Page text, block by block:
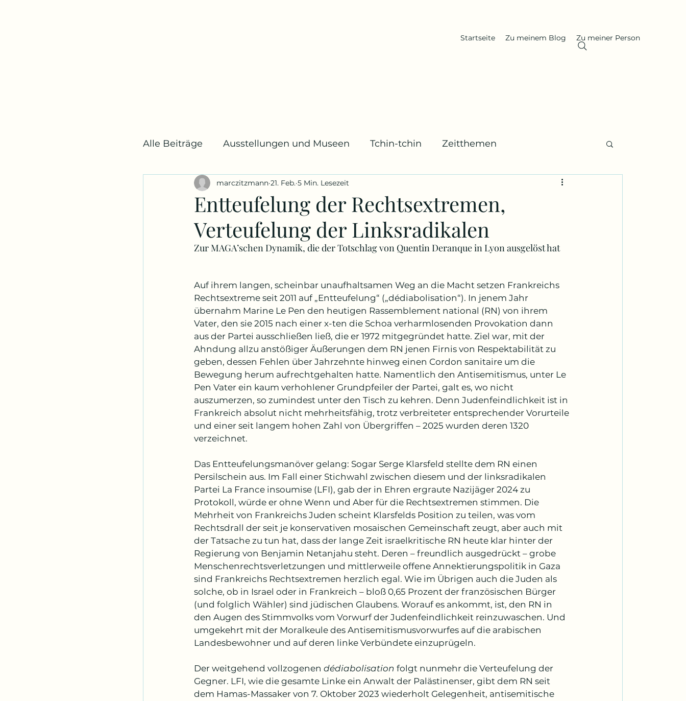
Startseite Zu meinem Blog Zu meiner Person
Alle Beiträge Ausstellungen und Museen Tchin-tchin Zeitthemen
Bühne und Musik Archivstücke Mode
Medien Bücher Bildschirm und Leinwand
Entteufelung der Rechtsextremen,
Verteufelung der Linksradikalen
marczitzmann 21. Feb. 5 Min. Lesezeit
Zur MAGA’schen Dynamik, die der Totschlag von Quentin Deranque in Lyon ausgelöst hat
Auf ihrem langen, scheinbar unaufhaltsamen Weg an die Macht setzen Frankreichs
Rechtsextreme seit 2011 auf „Entteufelung“ („dédiabolisation“). In jenem Jahr
übernahm Marine Le Pen den heutigen Rassemblement national (RN) von ihrem
Vater, den sie 2015 nach einer x-ten die Schoa verharmlosenden Provokation dann
aus der Partei ausschließen ließ, die er 1972 mitgegründet hatte. Ziel war, mit der
Ahndung allzu anstößiger Äußerungen dem RN jenen Firnis von Respektabilität zu
geben, dessen Fehlen über Jahrzehnte hinweg einen Cordon sanitaire um die
Bewegung herum aufrechtgehalten hatte. Namentlich den Antisemitismus, unter Le
Pen Vater ein kaum verhohlener Grundpfeiler der Partei, galt es, wo nicht
auszumerzen, so zumindest unter den Tisch zu kehren. Denn Judenfeindlichkeit ist in
Frankreich absolut nicht mehrheitsfähig, trotz verbreiteter entsprechender Vorurteile
und einer seit langem hohen Zahl von Übergriffen – 2025 wurden deren 1320
verzeichnet.
Das Entteufelungsmanöver gelang: Sogar Serge Klarsfeld stellte dem RN einen
Persilschein aus. Im Fall einer Stichwahl zwischen diesem und der linksradikalen
Partei La France insoumise (LFI), gab der in Ehren ergraute Nazijäger 2024 zu
Protokoll, würde er ohne Wenn und Aber für die Rechtsextremen stimmen. Die
Mehrheit von Frankreichs Juden scheint Klarsfelds Position zu teilen, was vom
Rechtsdrall der seit je konservativen mosaischen Gemeinschaft zeugt, aber auch mit
der Tatsache zu tun hat, dass der lange Zeit israelkritische RN heute klar hinter der
Regierung von Benjamin Netanjahu steht. Deren – freundlich ausgedrückt – grobe
Menschenrechtsverletzungen und mittlerweile offene Annektierungspolitik in Gaza
sind Frankreichs Rechtsextremen herzlich egal. Wie im Übrigen auch die Juden als
solche, ob in Israel oder in Frankreich – bloß 0,65 Prozent der französischen Bürger
(und folglich Wähler) sind jüdischen Glaubens. Worauf es ankommt, ist, den RN in
den Augen des Stimmvolks vom Vorwurf der Judenfeindlichkeit reinzuwaschen. Und
umgekehrt mit der Moralkeule des Antisemitismusvorwurfes auf die arabischen
Landesbewohner und auf deren linke Verbündete einzuprügeln.
Der weitgehend vollzogenen dédiabolisation folgt nunmehr die Verteufelung der
Gegner. LFI, wie die gesamte Linke ein Anwalt der Palästinenser, gibt dem RN seit
dem Hamas-Massaker von 7. Oktober 2023 wiederholt Gelegenheit, antisemitische